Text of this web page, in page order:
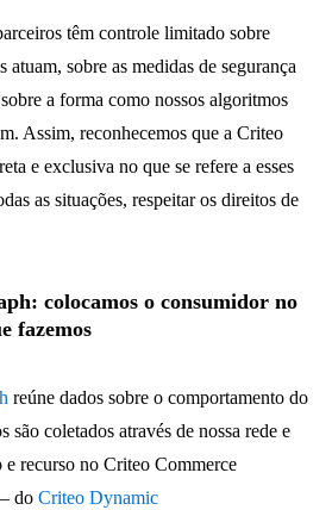
têm controle limitado sobre
atuam, sobre as medidas de segurança
a forma como nossos algoritmos
Assim, reconhecemos que a Criteo
e exclusiva no que se refere a esses
as situações, respeitar os direitos de
colocamos o consumidor no
fazemos
reúne dados sobre o comportamento do
são coletados através de nossa rede e
recurso no Criteo Commerce
do Criteo Dynamic